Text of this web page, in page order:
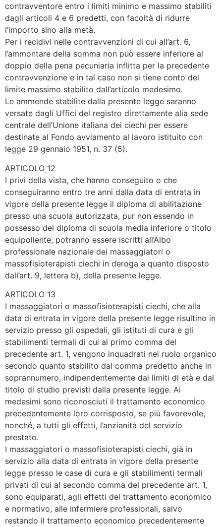
contravventore entro i limiti minimo e massimo stabiliti
dagli articoli 4 e 6 predetti, con facoltà di ridurre
l’importo sino alla metà.
Per i recidivi nelle contravvenzioni di cui all’art. 6,
l’ammontare della somma non può essere inferiore al
doppio della pena pecuniaria inflitta per la precedente
contravvenzione e in tal caso non si tiene conto del
limite massimo stabilito dall’articolo medesimo.
Le ammende stabilite dalla presente legge saranno
versate dagli Uffici del registro direttamente alia sede
centrale dell’Unione italiana dei ciechi per essere
destinate al Fondo avviamento al lavoro istituito con
legge 29 gennaio 1951, n. 37 (5).
ARTICOLO 12
I privi della vista, che hanno conseguito o che
conseguiranno entro tre anni dalla data di entrata in
vigore della presente legge il diploma di abilitazione
presso una scuola autorizzata, pur non essendo in
possesso del diploma di scuola media inferiore o titolo
equipollente, potranno essere iscritti all’Albo
professionale nazionale dei massaggiatori o
massofisioterapisti ciechi in deroga a quanto disposto
dall’art. 9, lettera b), della presente legge.
ARTICOLO 13
I massaggiatori o massofisioterapisti ciechi, che alla
data di entrata in vigore della presente legge risultino in
servizio presso gli ospedali, gli istituti di cura e gli
stabilimenti termali di cui al primo comma del
precedente art. 1, vengono inquadrati nel ruolo organico
secondo quanto stabilito dal comma predetto anche in
soprannumero, indipendentemente dai limiti di età e dal
titolo di studio previsti dalla presente legge. Ai
medesimi sono riconosciuti il trattamento economico
precedentemente loro corrisposto, se più favorevole,
nonché, a tutti gli effetti, l’anzianità del servizio
prestato.
I massaggiatori o massofisioterapisti ciechi, già in
servizio alla data di entrata in vigore della presente
legge presso le case di cura e gli stabilimenti termali
privati di cui al secondo comma del precedente art. 1,
sono equiparati, agli effetti del trattamento economico
e normativo, alle infermiere professionali, salvo
restando il trattamento economico precedentemente